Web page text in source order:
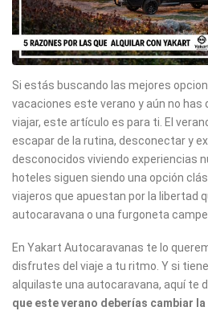
Si estás buscando las mejores
vacaciones este verano y aún no has
viajar, este artículo es para ti. El
escapar de la rutina, desconectar y
desconocidos viviendo experiencias
hoteles siguen siendo una opción
viajeros que apuestan por la libertad
autocaravana o una furgoneta
En Yakart Autocaravanas te lo
disfrutes del viaje a tu ritmo. Y si
alquilaste una autocaravana, aquí te
que este verano deberías cambiar